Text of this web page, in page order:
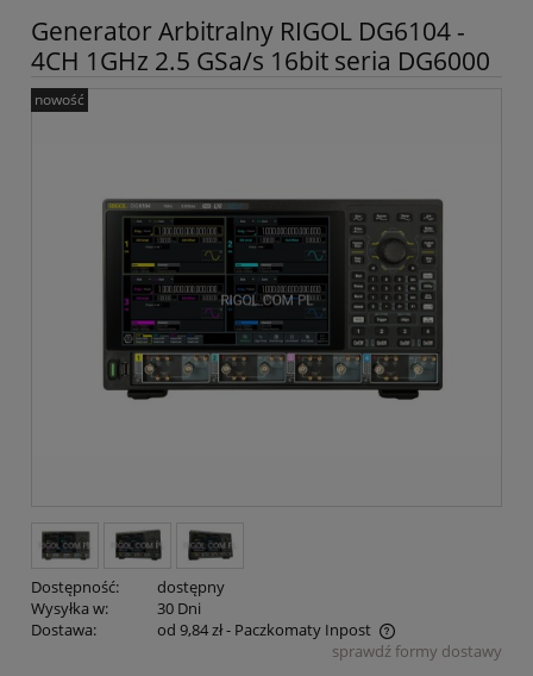
Generator Arbitralny RIGOL DG6104 -
4CH 1GHz 2.5 GSa/s 16bit seria DG6000
nowość
Dostępność:
dostępny
Wysyłka w:
30 Dni
Dostawa:
od 9,84 zł- Paczkomaty Inpost
Cena nie zawiera ewentualnych kosztów płatnościsprawdź formy dostawy